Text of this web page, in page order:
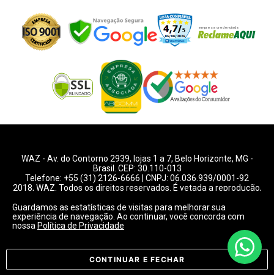
WAZ - Av. do Contorno 2939, lojas 1 a 7, Belo Horizonte, MG -
Brasil. CEP: 30.110-013
Telefone: +55 (31) 2126-6666 | CNPJ: 06.036.939/0001-92
2018, WAZ. Todos os direitos reservados. É vetada a reprodução,
Preços e condições de pagamentos válidos exclusivamente
para compras pelo website.
Guardamos as estatísticas de visitas para melhorar sua
experiência de navegação. Ao continuar, você concorda com
nossa Política de Privacidade
CONTINUAR E FECHAR